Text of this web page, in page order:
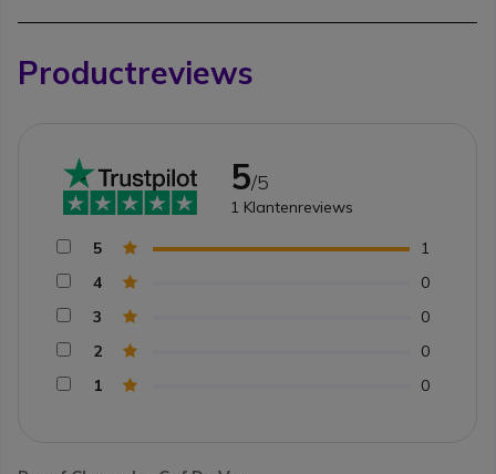
Productreviews
5/5
1 Klantenreviews
5
1
4
0
3
0
2
0
1
0